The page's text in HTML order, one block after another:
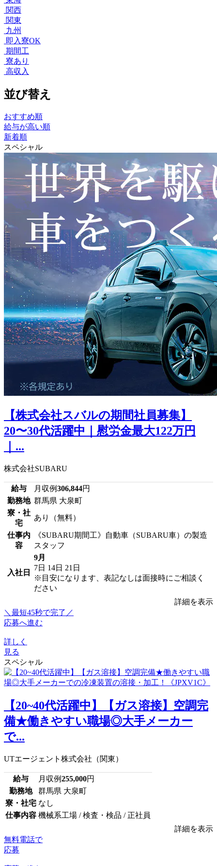
関西
関東
九州
即入寮OK
期間工
寮あり
高収入
並び替え
おすすめ順
給与が高い順
新着順
スペシャル
【株式会社スバルの期間社員募集】
20〜30代活躍中｜慰労金最大122万円
｜...
株式会社SUBARU
給与 月収例306,844円
勤務地 群馬県 大泉町
寮・社
宅
あり（無料）
仕事内
容
《SUBARU期間工》自動車（SUBARU車）の製造
スタッフ
入社日
9月
7日 14日 21日
※目安になります、表記なしは面接時にご相談く
ださい
詳細を表示
＼最短45秒で完了／
応募へ進む
詳しく
見る
スペシャル
【20~40代活躍中】【ガス溶接】空調完
備★働きやすい職場◎大手メーカー
で...
UTエージェント株式会社（関東）
給与 月収例255,000円
勤務地
群馬県 大泉町
寮・社宅 なし
仕事内容 機械系工場 / 検査・検品 / 正社員
詳細を表示
無料電話で
応募